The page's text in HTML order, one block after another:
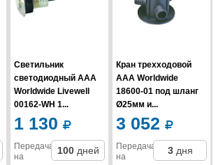
Светильник
светодиодный AAA
Worldwide Livewell
00162-WH 1...
1 130
Передача
на
100 дней
Кран трехходовой
AAA Worldwide
18600-01 под шланг
Ø25мм и...
3 052
Передача
на
3 дня